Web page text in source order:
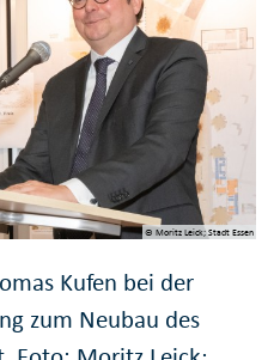
© Moritz Leick; Stadt Essen
Kufen bei der
zum Neubau des